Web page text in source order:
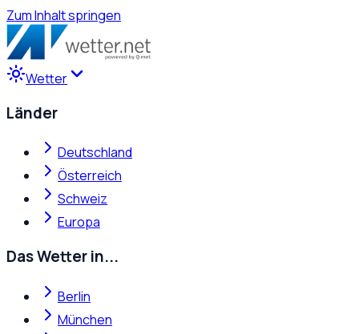
Zum Inhalt springen
Wetter
Länder
Deutschland
Österreich
Schweiz
Europa
Das Wetter in...
Berlin
München